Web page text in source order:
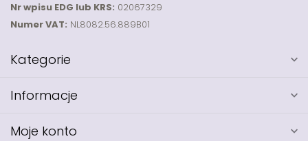
Nr wpisu EDG lub KRS: 02067329
Numer VAT: NL8082.56.889B01
Kategorie
Informacje
Moje konto